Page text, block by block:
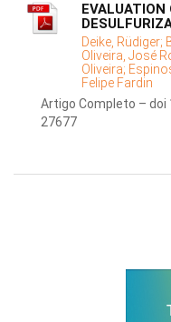
EVALUATION
Deike, Rüdiger;
Oliveira, José
Oliveira;
Felipe Fardin
Artigo Completo – doi
27677